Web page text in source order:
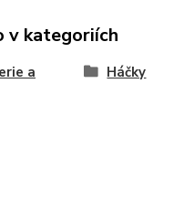
v kategoriích
a
Háčky